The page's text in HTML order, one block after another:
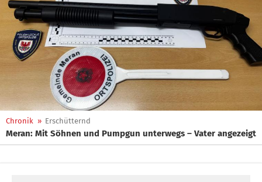
Chronik » Erschütternd
Meran: Mit Söhnen und Pumpgun unterwegs – Vater angezeigt